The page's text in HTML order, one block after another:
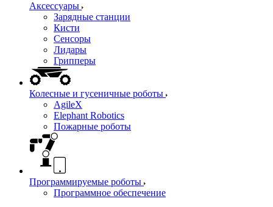
Аксессуары
Зарядные станции
Кисти
Сенсоры
Лидары
Грипперы
Колесные и гусеничные роботы
AgileX
Elephant Robotics
Пожарные роботы
Программируемые роботы
Программное обеспечение